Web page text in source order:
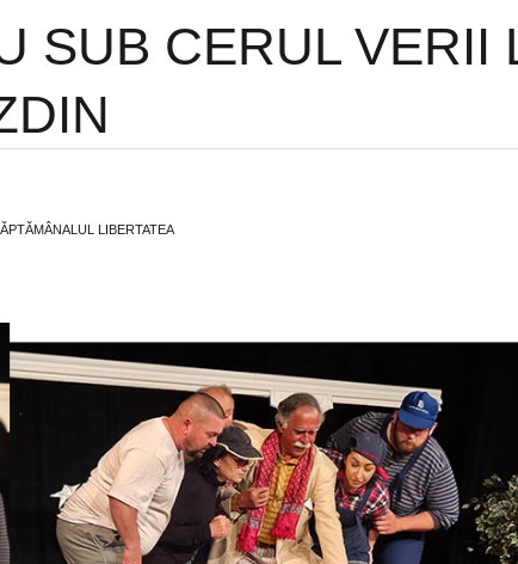
SUB CERUL VERII
LIBERTATEA